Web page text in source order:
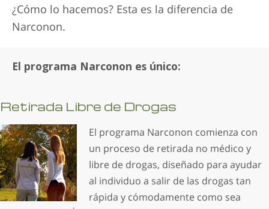
¿Cómo lo hacemos? Esta es la diferencia de
Narconon.
El programa Narconon es único:
Retirada Libre de Drogas
El programa Narconon comienza con
un proceso de retirada no médico y
libre de drogas, diseñado para ayudar
al individuo a salir de las drogas tan
rápida y cómodamente como sea